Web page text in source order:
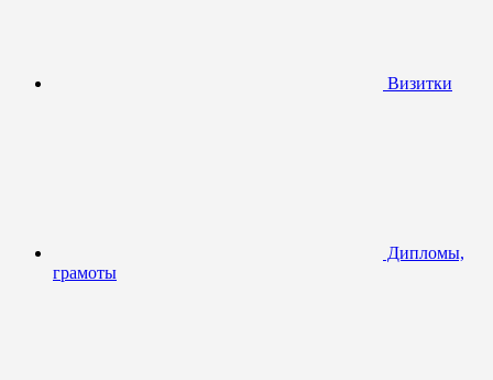
Визитки
Дипломы,
грамоты